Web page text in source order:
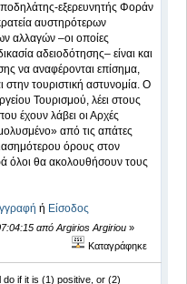
ποδηλάτης-εξερευνητής Φοράν
αυστηρότερων
αλλαγών –οι οποίες
αδειοδότησης– είναι και
να αναφέρονται επίσημα,
τουριστική αστυνομία. Ο
Τουρισμού, λέει στους
έχουν λάβει οι Αρχές
από τις απάτες
όρους στον
όλοι θα ακολουθήσουν τους
ή Είσοδος
από Argirios Argiriou »
Καταγράφηκε
if it is (1) positive, or (2)